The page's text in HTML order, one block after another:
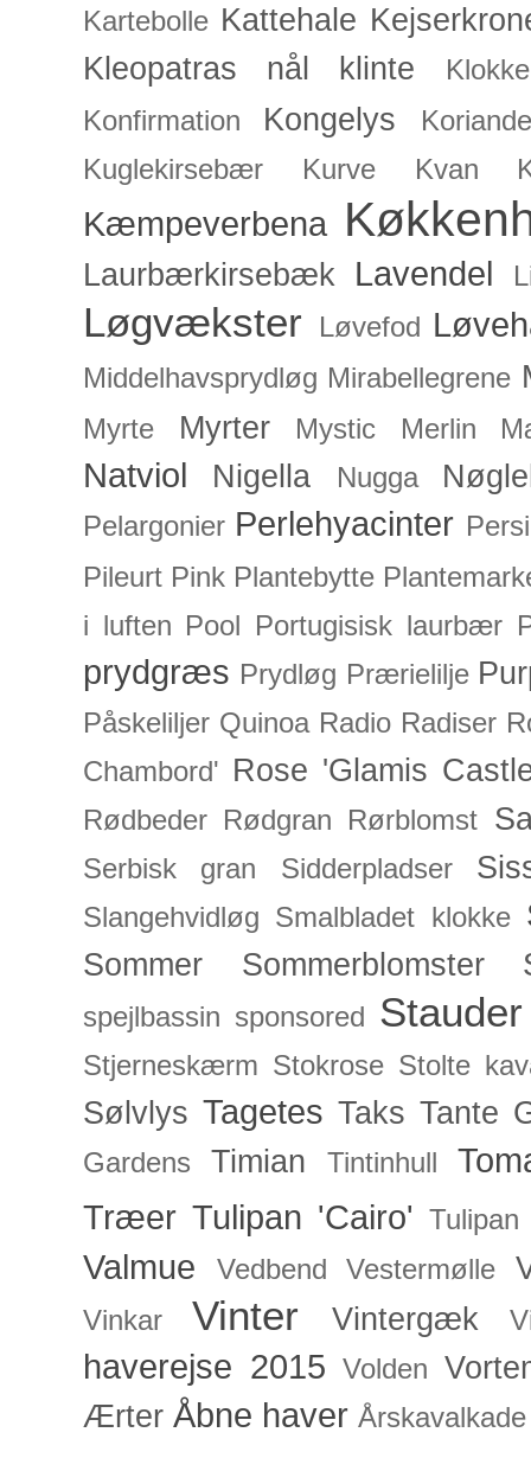
Kartebolle Kattehale
Kleopatras nål
klinte
Konfirmation
Kongelys
Kuglekirsebær
Kurve Kvan
Kæmpeverbena
Laurbærkirsebæk Lavendel
Løgvækster Løvefod
Middelhavsprydløg Mirabellegrene
Myrte Myrter Mystic Merlin
Natviol Nigella Nugga
Pelargonier Perlehyacinter
Pileurt Pink Plantebytte
i luften Pool Portugisisk laurbær
prydgræs Prydløg Prærielilje
Påskeliljer Quinoa Radio Radiser
Chambord' Rose 'Glamis
Rødbeder Rødgran Rørblomst
Serbisk gran Sidderpladser
Slangehvidløg Smalbladet klokke
Sommer Sommerblomster
spejlbassin sponsored Stauder
Stjerneskærm Stokrose Stolte
Sølvlys Tagetes Taks Tante
Gardens Timian Tintinhull
Træer Tulipan 'Cairo'
Valmue Vedbend Vestermølle
Vinkar Vinter Vintergæk
haverejse 2015 Volden
Ærter Åbne haver Årskavalkade